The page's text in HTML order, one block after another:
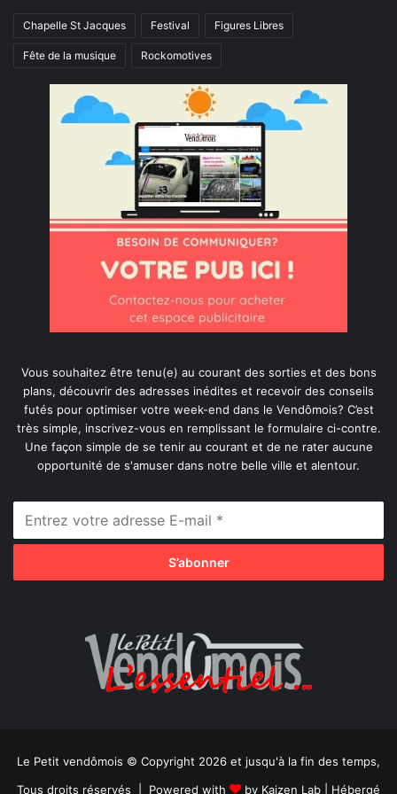
Chapelle St Jacques Festival Figures Libres
Fête de la musique Rockomotives
Vous souhaitez être tenu(e) au courant des sorties et des bons
plans, découvrir des adresses inédites et recevoir des conseils
futés pour optimiser votre week-end dans le Vendômois? C’est
très simple, inscrivez-vous en remplissant le formulaire ci-contre.
Une façon simple de se tenir au courant et de ne rater aucune
opportunité de s'amuser dans notre belle ville et alentour.
Le Petit vendômois © Copyright 2026 et jusqu'à la fin des temps,
Tous droits réservés | Powered with
by Kaizen Lab | Hébergé